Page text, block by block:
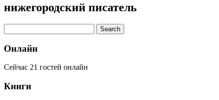
нижегородский писатель
Онлайн
Сейчас 21 гостей онлайн
Книги